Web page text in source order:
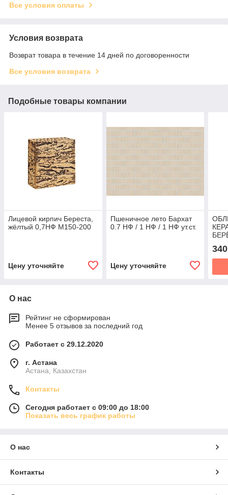
Все условия оплаты
Условия возврата
Возврат товара в течение 14 дней по договоренности
Все условия возврата
Подобные товары компании
Лицевой кирпич Береста,
жёлтый 0,7НФ M150-200
Цену уточняйте
Пшеничное лето Бархат
0.7 НФ / 1 НФ / 1 НФ ут.ст.
Цену уточняйте
340
О нас
Рейтинг не сформирован
Менее 5 отзывов за последний год
Работает с 29.12.2020
г. Астана
Астана, Казахстан
Контакты
Сегодня работает с 09:00 до 18:00
Показать весь график работы
О нас
Контакты